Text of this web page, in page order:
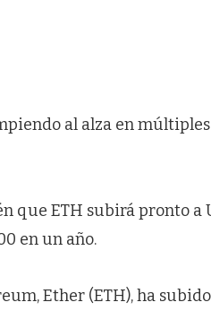
al alza en
que ETH subirá pronto a
en un año.
Ether (ETH), ha